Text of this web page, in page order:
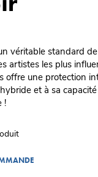
véritable standard
artistes les plus
offre une protection
et à sa
!